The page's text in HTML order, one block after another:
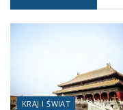
KRAJ I ŚWIAT